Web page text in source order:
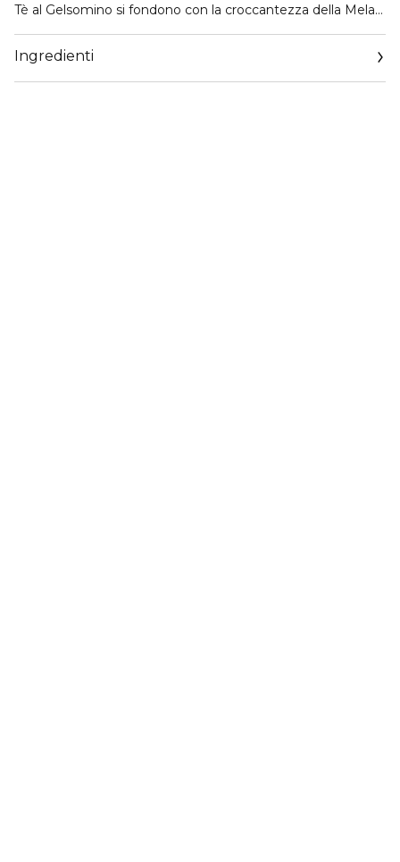
Tè al Gelsomino si fondono con la croccantezza della Mela
composizione evoca la serenità e la raffinatezza dell'isola,
creando un'esperienza olfattiva unica e avvolgente.
Ingredienti